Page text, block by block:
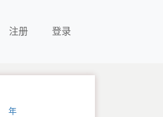
注册 登录
年